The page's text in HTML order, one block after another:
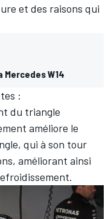
et des raisons qui
W14
:
du triangle
améliore le
qui à son tour
améliorant ainsi